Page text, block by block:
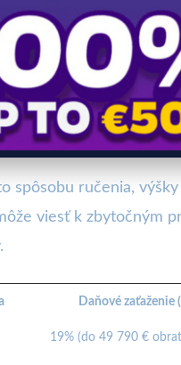
spôsobu ručenia,
viesť k zbytočným
Daňové zaťaženie
19% (do 49 790 €